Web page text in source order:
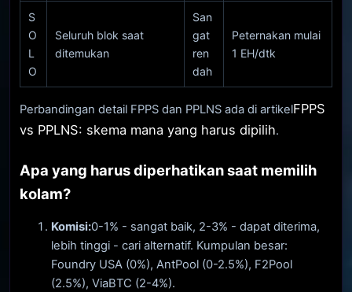
S
O
L
O
Seluruh blok saat
ditemukan
San
gat
ren
dah
Peternakan mulai
1 EH/dtk
Perbandingan detail FPPS dan PPLNS ada di artikelFPPS
vs PPLNS: skema mana yang harus dipilih.
Apa yang harus diperhatikan saat memilih
kolam?
Komisi:0-1% - sangat baik, 2-3% - dapat diterima,
lebih tinggi - cari alternatif. Kumpulan besar:
Foundry USA (0%), AntPool (0-2.5%), F2Pool
(2.5%), ViaBTC (2-4%).